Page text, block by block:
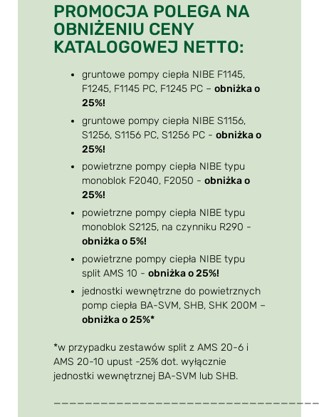
PROMOCJA POLEGA NA
OBNIŻENIU CENY
KATALOGOWEJ NETTO:
gruntowe pompy ciepła NIBE F1145,
F1245, F1145 PC, F1245 PC – obniżka o
25%!
gruntowe pompy ciepła NIBE S1156,
S1256, S1156 PC, S1256 PC - obniżka o
25%!
powietrzne pompy ciepła NIBE typu
monoblok F2040, F2050 - obniżka o
25%!
powietrzne pompy ciepła NIBE typu
monoblok S2125, na czynniku R290 -
obniżka o 5%!
powietrzne pompy ciepła NIBE typu
split AMS 10 - obniżka o 25%!
jednostki wewnętrzne do powietrznych
pomp ciepła BA-SVM, SHB, SHK 200M –
obniżka o 25%*
*w przypadku zestawów split z AMS 20-6 i
AMS 20-10 upust -25% dot. wyłącznie
jednostki wewnętrznej BA-SVM lub SHB.